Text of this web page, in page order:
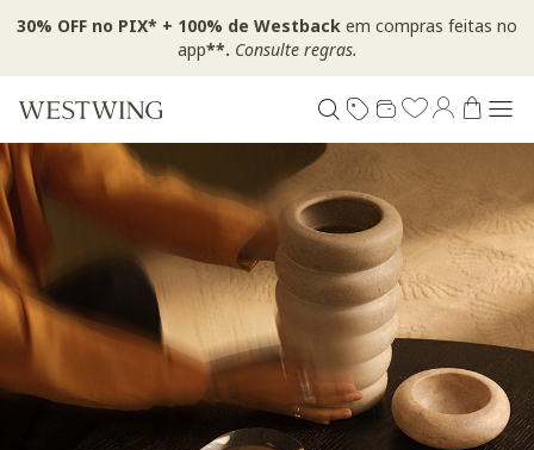
30% OFF no PIX* + 100% de Westback em compras feitas no
app**. Consulte regras.